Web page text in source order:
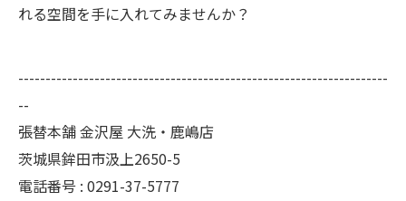
れる空間を手に入れてみませんか？
--------------------------------------------------------------------
--
張替本舗 金沢屋 大洗・鹿嶋店
茨城県鉾田市汲上2650-5
電話番号 : 0291-37-5777